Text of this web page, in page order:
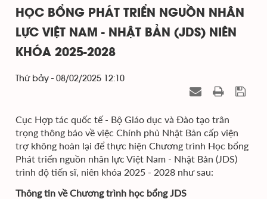
HỌC BỔNG PHÁT TRIỂN NGUỒN NHÂN
LỰC VIỆT NAM - NHẬT BẢN (JDS) NIÊN
KHÓA 2025-2028
Thứ bảy - 08/02/2025 12:10
Cục Hợp tác quốc tế - Bộ Giáo dục và Đào tạo trân
trọng thông báo về việc Chính phủ Nhật Bản cấp viện
trợ không hoàn lại để thực hiện Chương trình Học bổng
Phát triển nguồn nhân lực Việt Nam - Nhật Bản (JDS)
trình độ tiến sĩ, niên khóa 2025 - 2028 như sau:
Thông tin về Chương trình học bổng JDS